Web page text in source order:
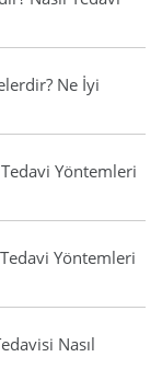
Ne İyi
Yöntemleri
Yöntemleri
Nasıl